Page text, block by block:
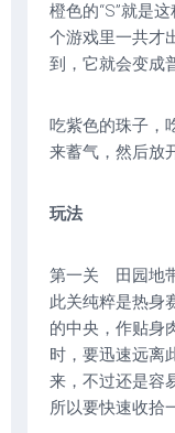
橙色的“S”就是
个游戏里一共才
到，它就会变成
吃紫色的珠子，
来蓄气，然后放
玩法
第一关 田园地
此关纯粹是热身
的中央，作贴身
时，要迅速远离
来，不过还是容
所以要快速收拾